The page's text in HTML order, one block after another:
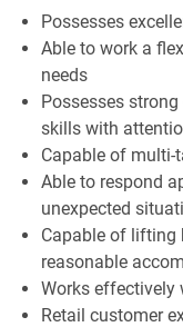
Possesses
Able to work a
needs
Possesses
skills with
Capable of multi-
Able to respond
unexpected
Capable of lifting
reasonable
Works effectively
Retail customer